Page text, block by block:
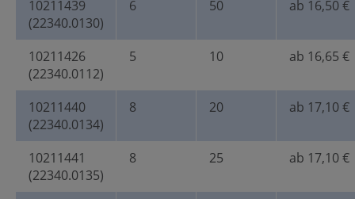
10211439
(22340.0130)
6 50 ab 16,50 €
10211426
(22340.0112)
5 10 ab 16,65 €
10211440
(22340.0134)
8 20 ab 17,10 €
10211441
(22340.0135)
8 25 ab 17,10 €